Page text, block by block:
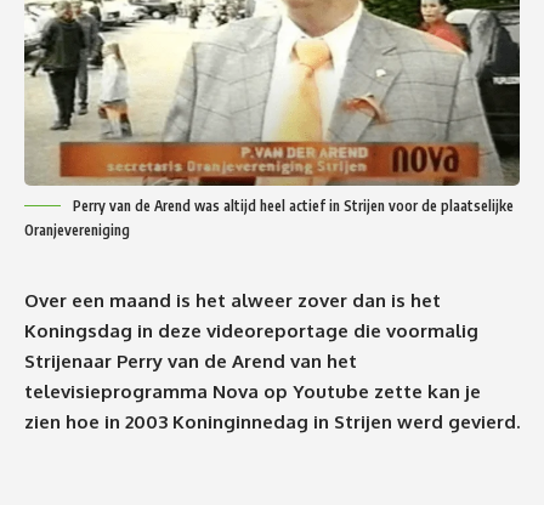
Perry van de Arend was altijd heel actief in Strijen voor de plaatselijke
Oranjevereniging
Over een maand is het alweer zover dan is het
Koningsdag in deze videoreportage die voormalig
Strijenaar Perry van de Arend van het
televisieprogramma Nova op Youtube zette kan je
zien hoe in 2003 Koninginnedag in Strijen werd gevierd.